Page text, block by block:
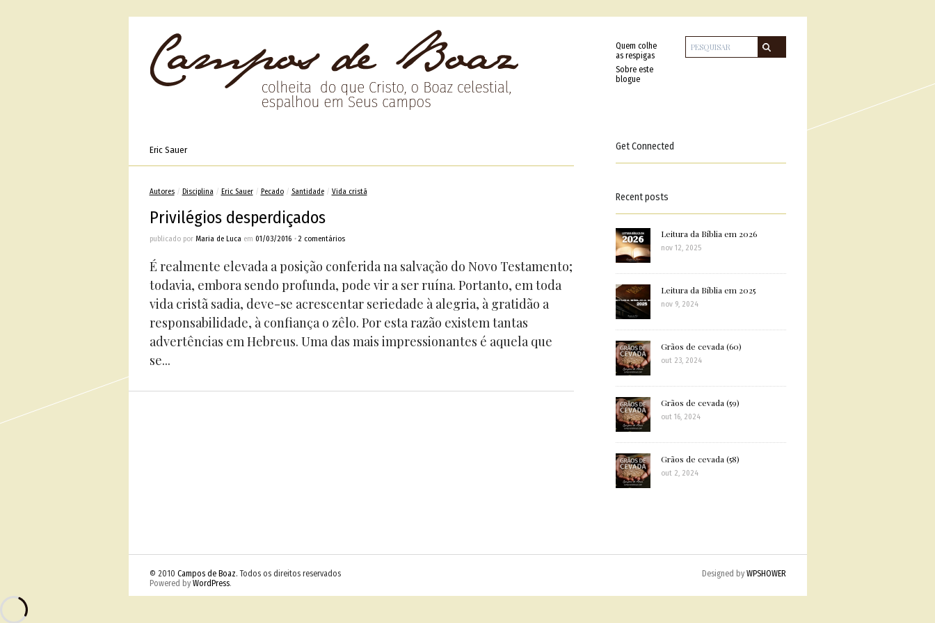
Quem colhe
as respigas
Sobre este
blogue
Eric Sauer
Autores/ Disciplina/ Eric Sauer/ Pecado/ Santidade/ Vida cristã
Privilégios desperdiçados
publicado por Maria de Lucaem 01/03/2016 • 2 comentários
É realmente elevada a posição conferida na salvação do Novo Testamento;
todavia, embora sendo profunda, pode vir a ser ruína. Portanto, em toda
vida cristã sadia, deve-se acrescentar seriedade à alegria, à gratidão a
responsabilidade, à confiança o zêlo. Por esta razão existem tantas
advertências em Hebreus. Uma das mais impressionantes é aquela que
se...
Get Connected
Recent posts
Leitura da Bíblia em 2026
nov 12, 2025
Leitura da Bíblia em 2025
nov 9, 2024
Grãos de cevada (60)
out 23, 2024
Grãos de cevada (59)
out 16, 2024
Grãos de cevada (58)
out 2, 2024
© 2010 Campos de Boaz. Todos os direitos reservados
Powered by WordPress.
Designed by WPSHOWER